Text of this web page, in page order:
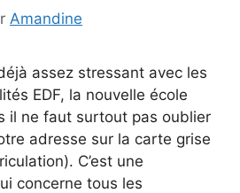
Amandine
assez stressant avec les
EDF, la nouvelle école
il ne faut surtout pas oublier
adresse sur la carte grise
C’est une
concerne tous les